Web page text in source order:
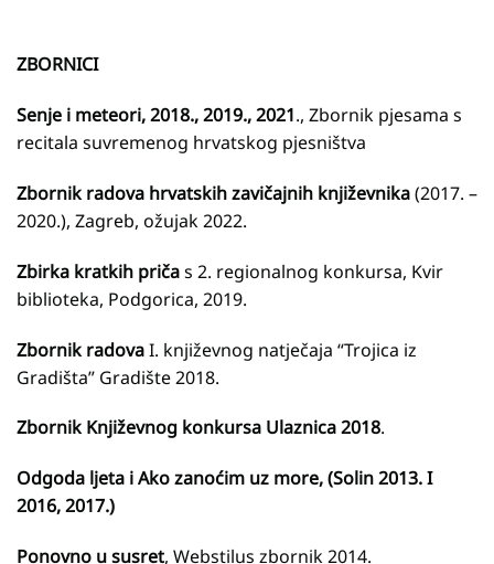
ZBORNICI
Senje i meteori, 2018., 2019., 2021., Zbornik pjesama s
recitala suvremenog hrvatskog pjesništva
Zbornik radova hrvatskih zavičajnih književnika(2017. –
2020.), Zagreb, ožujak 2022.
Zbirka kratkih pričas 2. regionalnog konkursa, Kvir
biblioteka, Podgorica, 2019.
Zbornik radovaI. književnog natječaja “Trojica iz
Gradišta” Gradište 2018.
Zbornik Književnog konkursa Ulaznica 2018.
Odgoda ljeta iAko zanoćim uz more, (Solin 2013. I
2016, 2017.)
Ponovno u susret, Webstilus zbornik 2014.